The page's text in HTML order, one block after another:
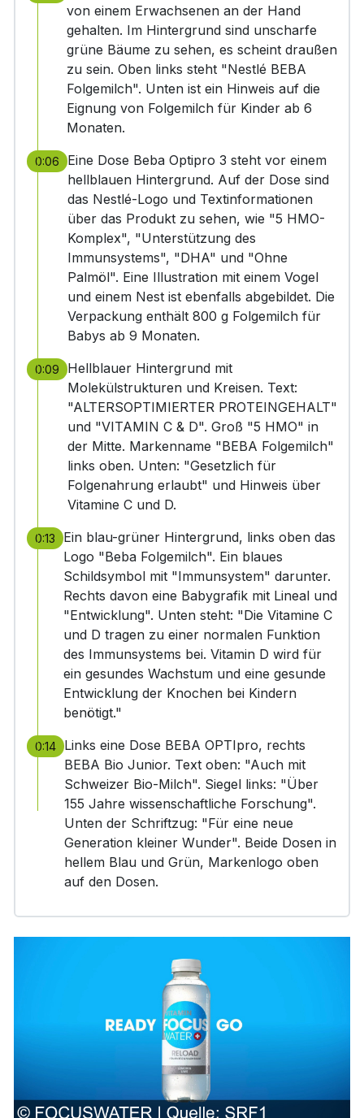
von einem Erwachsenen an der Hand
gehalten. Im Hintergrund sind unscharfe
grüne Bäume zu sehen, es scheint draußen
zu sein. Oben links steht "Nestlé BEBA
Folgemilch". Unten ist ein Hinweis auf die
Eignung von Folgemilch für Kinder ab 6
Monaten.
0:06
Eine Dose Beba Optipro 3 steht vor einem
hellblauen Hintergrund. Auf der Dose sind
das Nestlé-Logo und Textinformationen
über das Produkt zu sehen, wie "5 HMO-
Komplex", "Unterstützung des
Immunsystems", "DHA" und "Ohne
Palmöl". Eine Illustration mit einem Vogel
und einem Nest ist ebenfalls abgebildet. Die
Verpackung enthält 800 g Folgemilch für
Babys ab 9 Monaten.
0:09
Hellblauer Hintergrund mit
Molekülstrukturen und Kreisen. Text:
"ALTERSOPTIMIERTER PROTEINGEHALT"
und "VITAMIN C & D". Groß "5 HMO" in
der Mitte. Markenname "BEBA Folgemilch"
links oben. Unten: "Gesetzlich für
Folgenahrung erlaubt" und Hinweis über
Vitamine C und D.
0:13
Ein blau-grüner Hintergrund, links oben das
Logo "Beba Folgemilch". Ein blaues
Schildsymbol mit "Immunsystem" darunter.
Rechts davon eine Babygrafik mit Lineal und
"Entwicklung". Unten steht: "Die Vitamine C
und D tragen zu einer normalen Funktion
des Immunsystems bei. Vitamin D wird für
ein gesundes Wachstum und eine gesunde
Entwicklung der Knochen bei Kindern
benötigt."
0:14 Links eine Dose BEBA OPTIpro, rechts
BEBA Bio Junior. Text oben: "Auch mit
Schweizer Bio-Milch". Siegel links: "Über
155 Jahre wissenschaftliche Forschung".
Unten der Schriftzug: "Für eine neue
Generation kleiner Wunder". Beide Dosen in
hellem Blau und Grün, Markenlogo oben
auf den Dosen.